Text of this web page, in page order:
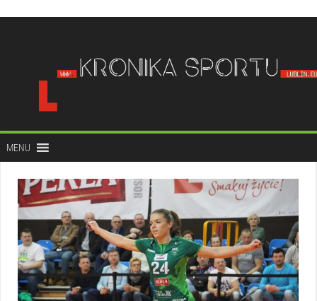
treści
MENU